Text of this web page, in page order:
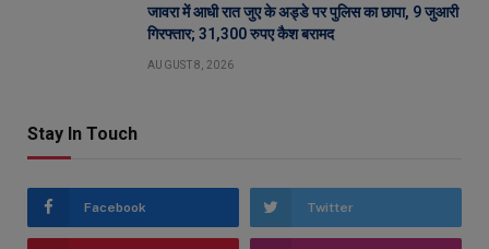
जावरा में आधी रात जुए के अड्डे पर पुलिस का छापा, 9 जुआरी
गिरफ्तार; 31,300 रुपए कैश बरामद
AUGUST 8, 2026
Stay In Touch
Facebook Twitter